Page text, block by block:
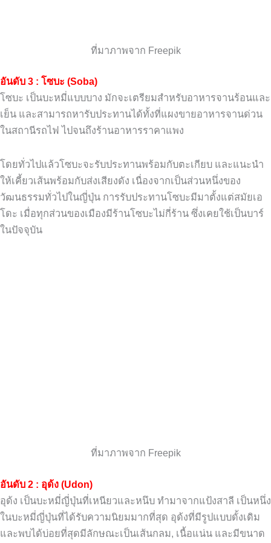
ที่มาภาพจาก Freepik
อันดับ 3 : โซบะ (Soba)
โซบะ เป็นบะหมี่แบบบาง มักจะเตรียมสำหรับอาหารจานร้อนและ
เย็น และสามารถหารับประทานได้ทั้งที่แผงขายอาหารจานด่วน
ในสถานีรถไฟ ไปจนถึงร้านอาหารราคาแพง
โดยทั่วไปแล้วโซบะจะรับประทานพร้อมกับตะเกียบ และแนะนำ
ให้เคี้ยวเส้นพร้อมกับส่งเสียงดัง เนื่องจากเป็นส่วนหนึ่งของ
วัฒนธรรมทั่วไปในญี่ปุ่น การรับประทานโซบะมีมาตั้งแต่สมัยเอ
โดะ เมื่อทุกส่วนของเมืองมีร้านโซบะไม่กี่ร้าน ซึ่งเคยใช้เป็นบาร์
ในปัจจุบัน
ที่มาภาพจาก Freepik
อันดับ 2 : อุด้ง (Udon)
อุด้ง เป็นบะหมี่ญี่ปุ่นที่เหนียวและหนึบ ทำมาจากแป้งสาลี เป็นหนึ่ง
ในบะหมี่ญี่ปุ่นที่ได้รับความนิยมมากที่สุด อุด้งที่มีรูปแบบดั้งเดิม
และพบได้บ่อยที่สุดมีลักษณะเป็นเส้นกลม, เนื้อแน่น และมีขนาด